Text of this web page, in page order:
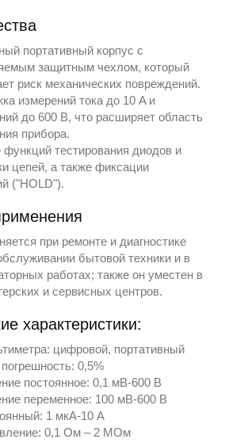
портативный корпус с
защитным чехлом, который
риск механических повреждений.
измерений тока до 10 A и
до 600 В, что расширяет область
прибора.
тестирования диодов и
цепей, а также фиксации
("HOLD").
при ремонте и диагностике
бытовой техники и в
работах; также он уместен в
и сервисных центров.
характеристики:
цифровой, портативный
0,5%
постоянное: 0,1 мВ-600 В
переменное: 100 мВ-600 В
1 мкА-10 А
0,1 Ом – 2 МОм